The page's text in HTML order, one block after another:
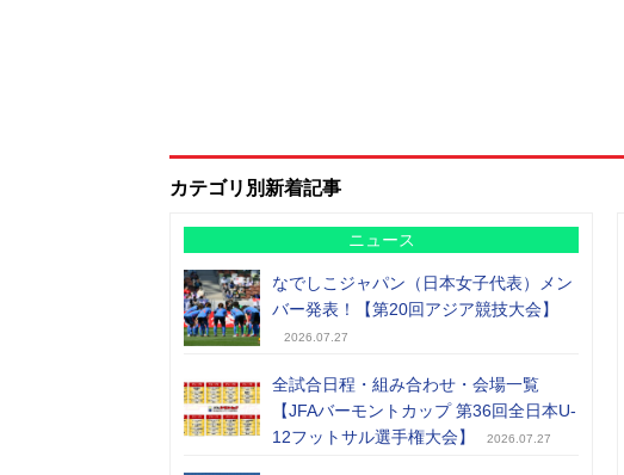
カテゴリ別新着記事
ニュース
なでしこジャパン（日本女子代表）メン
バー発表！【第20回アジア競技大会】
2026.07.27
全試合日程・組み合わせ・会場一覧
【JFAバーモントカップ 第36回全日本U-
12フットサル選手権大会】
2026.07.27